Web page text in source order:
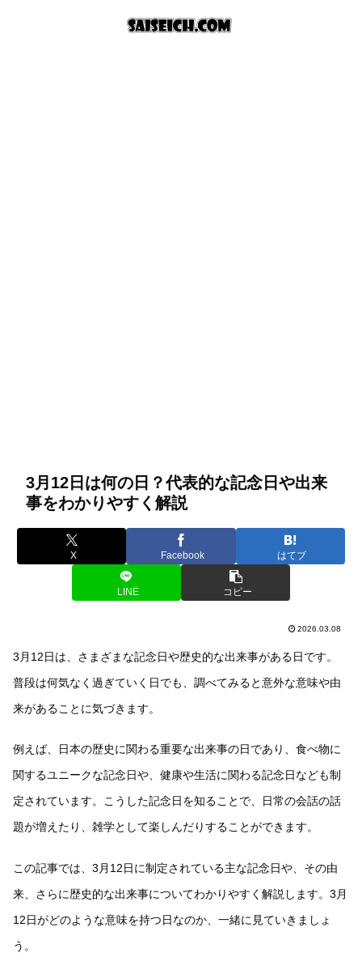
3月12日は何の日？代表的な記念日や出来
事をわかりやすく解説
X Facebook はてブ
LINE コピー
2026.03.08
3月12日は、さまざまな記念日や歴史的な出来事がある日です。
普段は何気なく過ぎていく日でも、調べてみると意外な意味や由
来があることに気づきます。
例えば、日本の歴史に関わる重要な出来事の日であり、食べ物に
関するユニークな記念日や、健康や生活に関わる記念日なども制
定されています。こうした記念日を知ることで、日常の会話の話
題が増えたり、雑学として楽しんだりすることができます。
この記事では、3月12日に制定されている主な記念日や、その由
来、さらに歴史的な出来事についてわかりやすく解説します。3月
12日がどのような意味を持つ日なのか、一緒に見ていきましょ
う。